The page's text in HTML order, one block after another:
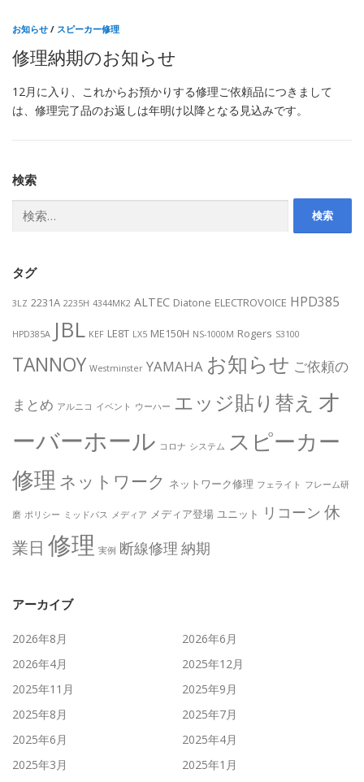
お知らせ / スピーカー修理
修理納期のお知らせ
12月に入り、これからお預かりする修理ご依頼品につきまして
は、修理完了品のお返しは年明け以降となる見込みです。
検索
索:
タグ
3LZ 2231A 2235H 4344MK2 ALTEC Diatone ELECTROVOICE HPD385
HPD385A JBL KEF LE8T LX5 ME150H NS-1000M Rogers S3100
TANNOY Westminster YAMAHA お知らせ ご依頼の
まとめ アルニコ イベント ウーハー エッジ貼り替え オ
ーバーホール コロナ システム スピーカー
修理 ネットワーク ネットワーク修理 フェライト フレーム研
磨 ポリシー ミッドバス メディア メディア登場 ユニット リコーン 休
業日 修理 実例 断線修理 納期
アーカイブ
2026年8月
2026年6月
2026年4月
2025年12月
2025年11月
2025年9月
2025年8月
2025年7月
2025年6月
2025年4月
2025年3月
2025年1月